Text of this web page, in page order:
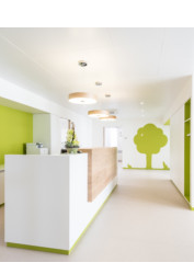
Kleintierpraxis Meier/Wegmann